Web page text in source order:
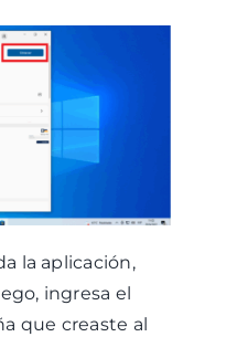
la aplicación,
ingresa el
que creaste al